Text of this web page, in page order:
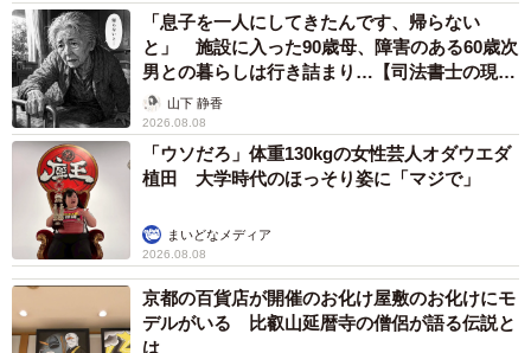
「息子を一人にしてきたんです、帰らない
と」 施設に入った90歳母、障害のある60歳次
男との暮らしは行き詰まり…【司法書士の現場
から】山下 静香
2026.08.08
「ウソだろ」体重130kgの女性芸人オダウエダ
植田 大学時代のほっそり姿に「マジで」
まいどなメディア
2026.08.08
京都の百貨店が開催のお化け屋敷のお化けにモ
デルがいる 比叡山延暦寺の僧侶が語る伝説と
は